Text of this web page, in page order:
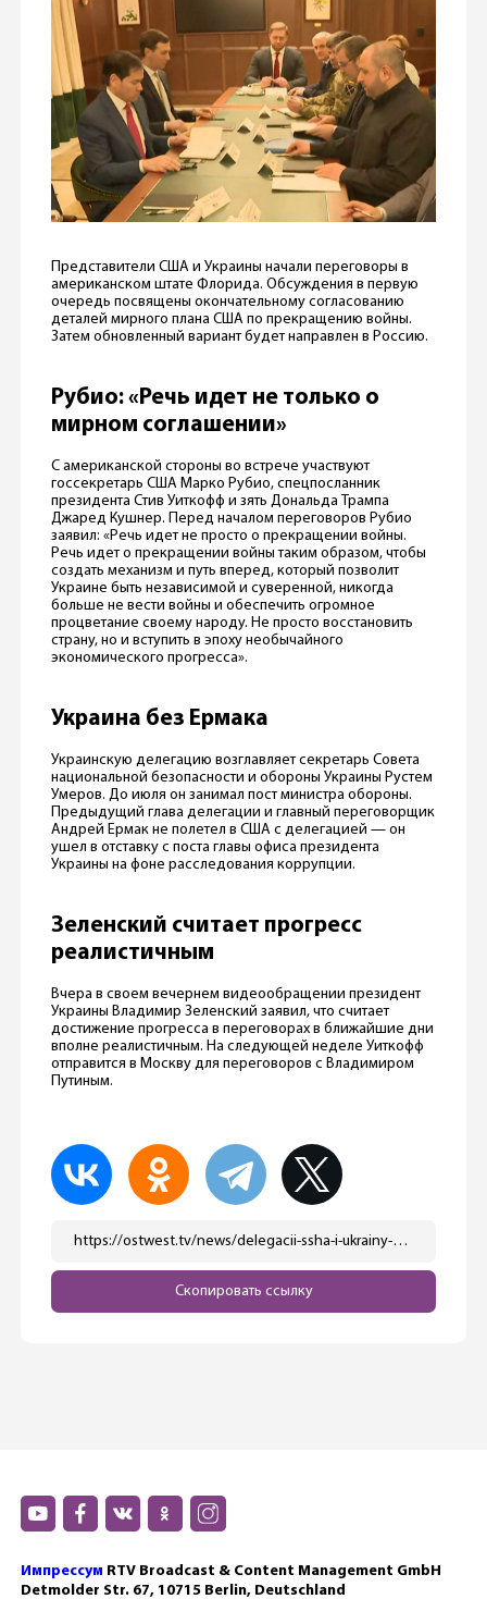
Представители США и Украины начали переговоры в
американском штате Флорида. Обсуждения в первую
очередь посвящены окончательному согласованию
деталей мирного плана США по прекращению войны.
Затем обновленный вариант будет направлен в Россию.
Рубио: «Речь идет не только о
мирном соглашении»
С американской стороны во встрече участвуют
госсекретарь США Марко Рубио, спецпосланник
президента Стив Уиткофф и зять Дональда Трампа
Джаред Кушнер. Перед началом переговоров Рубио
заявил: «Речь идет не просто о прекращении войны.
Речь идет о прекращении войны таким образом, чтобы
создать механизм и путь вперед, который позволит
Украине быть независимой и суверенной, никогда
больше не вести войны и обеспечить огромное
процветание своему народу. Не просто восстановить
страну, но и вступить в эпоху необычайного
экономического прогресса».
Украина без Ермака
Украинскую делегацию возглавляет секретарь Совета
национальной безопасности и обороны Украины Рустем
Умеров. До июля он занимал пост министра обороны.
Предыдущий глава делегации и главный переговорщик
Андрей Ермак не полетел в США с делегацией — он
ушел в отставку с поста главы офиса президента
Украины на фоне расследования коррупции.
Зеленский считает прогресс
реалистичным
Вчера в своем вечернем видеообращении президент
Украины Владимир Зеленский заявил, что считает
достижение прогресса в переговорах в ближайшие дни
вполне реалистичным. На следующей неделе Уиткофф
отправится в Москву для переговоров с Владимиром
Путиным.
https://ostwest.tv/news/delegacii-ssha-i-ukrainy-nachali-peregovory-mirnyj-plan-s-okonchatelnymi-popravkami-budet-napravlen-v-rossiju/
Скопировать ссылку
Импрессум RTV Broadcast & Content Management GmbH
Detmolder Str. 67, 10715 Berlin, Deutschland